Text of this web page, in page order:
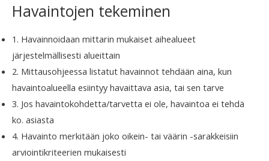
Havaintojen tekeminen
1. Havainnoidaan mittarin mukaiset aihealueet
järjestelmällisesti alueittain
2. Mittausohjeessa listatut havainnot tehdään aina, kun
havaintoalueella esiintyy havaittava asia, tai sen tarve
3. Jos havaintokohdetta/tarvetta ei ole, havaintoa ei tehdä
ko. asiasta
4. Havainto merkitään joko oikein- tai väärin -sarakkeisiin
arviointikriteerien mukaisesti